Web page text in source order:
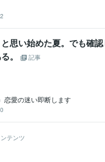
と思い始めた夏。でも確認
。
記事
恋愛の迷い即断します
テンツ